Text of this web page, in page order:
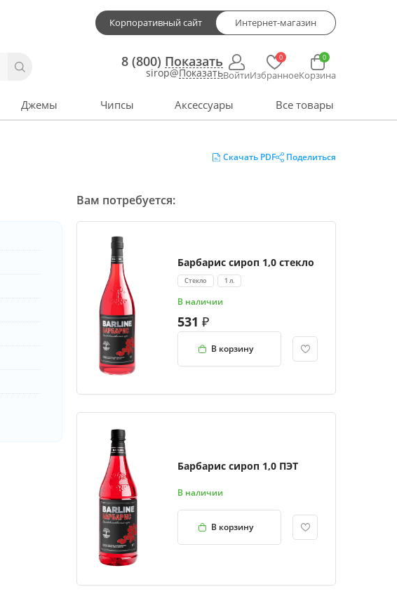
Корпоративный сайт Интернет-магазин
8 (800) Показать
sirop@ПоказатьВойти
0
Избранное
0
Корзина
Джемы Чипсы Аксессуары Все товары
Скачать PDF Поделиться
Вам потребуется:
Барбарис сироп 1,0 стекло
Стекло 1 л.
В наличии
531
В корзину
Барбарис сироп 1,0 ПЭТ
В наличии
В корзину